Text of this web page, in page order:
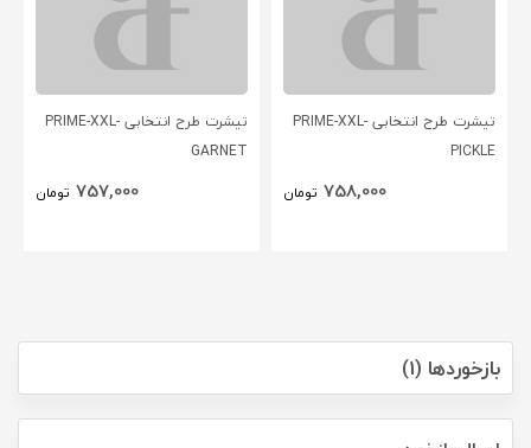
تیشرت طرح انتخابی PRIME-XXL-
GARNET
757,000 تومان
بازخوردها (1)